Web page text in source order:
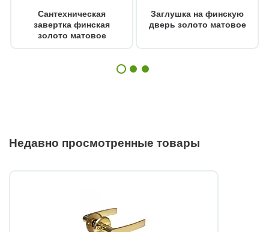
Сантехническая
завертка финская
золото матовое
Заглушка на финскую
дверь золото матовое
Недавно просмотренные товары